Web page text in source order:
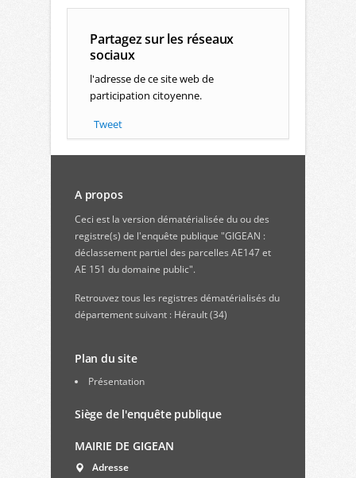
Partagez sur les réseaux
sociaux
l'adresse de ce site web de
participation citoyenne.
Tweet
A propos
Ceci est la version dématérialisée du ou des
registre(s) de l'enquête publique "GIGEAN :
déclassement partiel des parcelles AE147 et
AE 151 du domaine public".
Retrouvez tous les registres dématérialisés du
département suivant : Hérault (34)
Plan du site
Présentation
Siège de l'enquête publique
MAIRIE DE GIGEAN
Adresse